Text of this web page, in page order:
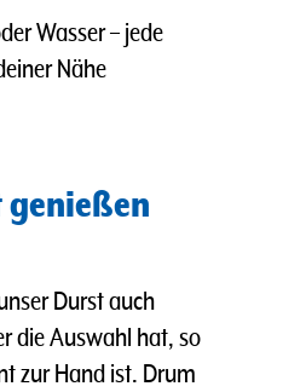
Wasser– jede
Nähe
Durst auch
die Auswahl hat, so
zur Hand ist. Drum